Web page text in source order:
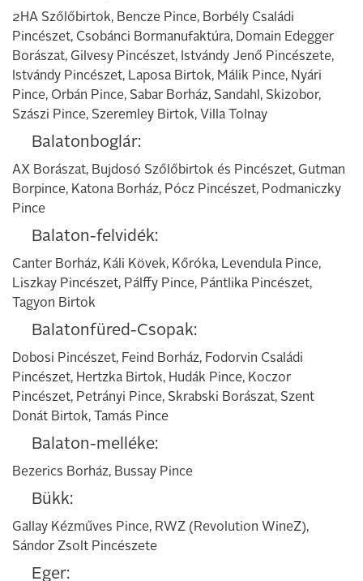
2HA Szőlőbirtok, Bencze Pince, Borbély Családi
Pincészet, Csobánci Bormanufaktúra, Domain Edegger
Borászat, Gilvesy Pincészet, Istvándy Jenő Pincészete,
Istvándy Pincészet, Laposa Birtok, Málik Pince, Nyári
Pince, Orbán Pince, Sabar Borház, Sandahl, Skizobor,
Szászi Pince, Szeremley Birtok, Villa Tolnay
Balatonboglár:
AX Borászat, Bujdosó Szőlőbirtok és Pincészet, Gutman
Borpince, Katona Borház, Pócz Pincészet, Podmaniczky
Pince
Balaton-felvidék:
Canter Borház, Káli Kövek, Kőróka, Levendula Pince,
Liszkay Pincészet, Pálffy Pince, Pántlika Pincészet,
Tagyon Birtok
Balatonfüred-Csopak:
Dobosi Pincészet, Feind Borház, Fodorvin Családi
Pincészet, Hertzka Birtok, Hudák Pince, Koczor
Pincészet, Petrányi Pince, Skrabski Borászat, Szent
Donát Birtok, Tamás Pince
Balaton-melléke:
Bezerics Borház, Bussay Pince
Bükk:
Gallay Kézműves Pince, RWZ (Revolution WineZ),
Sándor Zsolt Pincészete
Eger: